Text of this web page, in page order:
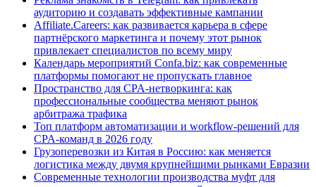
аудиторию и создавать эффективные кампании
Affiliate.Careers: как развивается карьера в сфере
партнёрского маркетинга и почему этот рынок
привлекает специалистов по всему миру
Календарь мероприятий Confa.biz: как современные
платформы помогают не пропускать главное
Пространство для CPA-нетворкинга: как
профессиональные сообщества меняют рынок
арбитража трафика
Топ платформ автоматизации и workflow-решений для
CPA-команд в 2026 году
Грузоперевозки из Китая в Россию: как меняется
логистика между двумя крупнейшими рынками Евразии
Современные технологии производства муфт для